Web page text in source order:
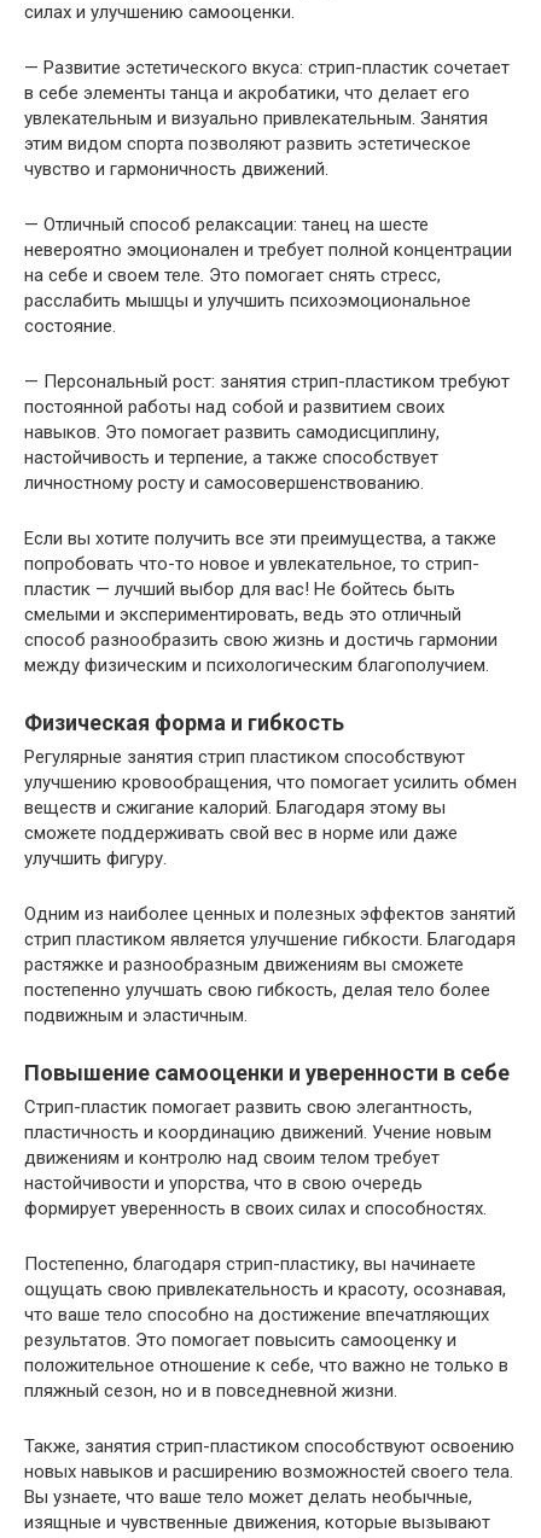
силах и улучшению самооценки.
— Развитие эстетического вкуса: стрип-пластик сочетает
в себе элементы танца и акробатики, что делает его
увлекательным и визуально привлекательным. Занятия
этим видом спорта позволяют развить эстетическое
чувство и гармоничность движений.
— Отличный способ релаксации: танец на шесте
невероятно эмоционален и требует полной концентрации
на себе и своем теле. Это помогает снять стресс,
расслабить мышцы и улучшить психоэмоциональное
состояние.
— Персональный рост: занятия стрип-пластиком требуют
постоянной работы над собой и развитием своих
навыков. Это помогает развить самодисциплину,
настойчивость и терпение, а также способствует
личностному росту и самосовершенствованию.
Если вы хотите получить все эти преимущества, а также
попробовать что-то новое и увлекательное, то стрип-
пластик — лучший выбор для вас! Не бойтесь быть
смелыми и экспериментировать, ведь это отличный
способ разнообразить свою жизнь и достичь гармонии
между физическим и психологическим благополучием.
Физическая форма и гибкость
Регулярные занятия стрип пластиком способствуют
улучшению кровообращения, что помогает усилить обмен
веществ и сжигание калорий. Благодаря этому вы
сможете поддерживать свой вес в норме или даже
улучшить фигуру.
Одним из наиболее ценных и полезных эффектов занятий
стрип пластиком является улучшение гибкости. Благодаря
растяжке и разнообразным движениям вы сможете
постепенно улучшать свою гибкость, делая тело более
подвижным и эластичным.
Повышение самооценки и уверенности в себе
Стрип-пластик помогает развить свою элегантность,
пластичность и координацию движений. Учение новым
движениям и контролю над своим телом требует
настойчивости и упорства, что в свою очередь
формирует уверенность в своих силах и способностях.
Постепенно, благодаря стрип-пластику, вы начинаете
ощущать свою привлекательность и красоту, осознавая,
что ваше тело способно на достижение впечатляющих
результатов. Это помогает повысить самооценку и
положительное отношение к себе, что важно не только в
пляжный сезон, но и в повседневной жизни.
Также, занятия стрип-пластиком способствуют освоению
новых навыков и расширению возможностей своего тела.
Вы узнаете, что ваше тело может делать необычные,
изящные и чувственные движения, которые вызывают